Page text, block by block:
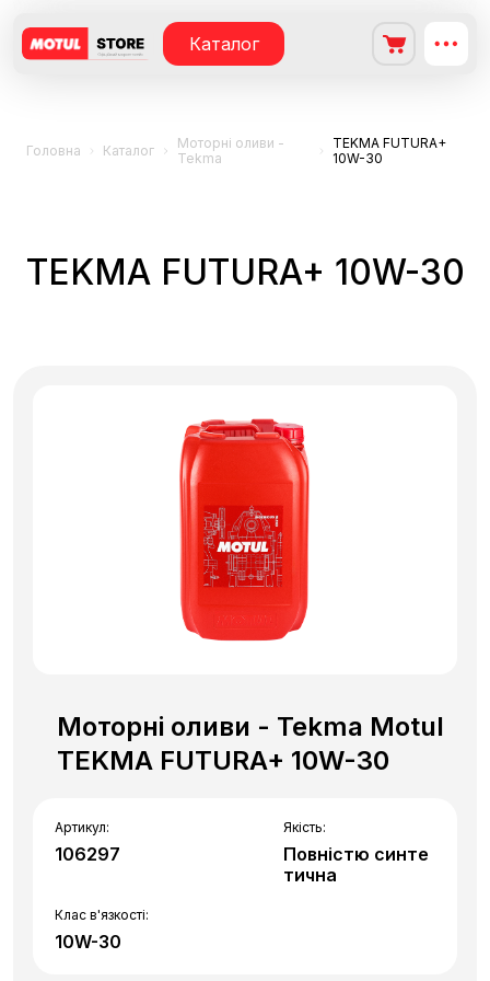
Каталог
Головна Каталог
Моторні оливи -
Tekma
TEKMA FUTURA+
10W-30
TEKMA FUTURA+ 10W-30
Моторні оливи - Tekma Motul
TEKMA FUTURA+ 10W-30
Артикул:
106297
Якість:
Повністю синте
тична
Клас в'язкості:
10W-30